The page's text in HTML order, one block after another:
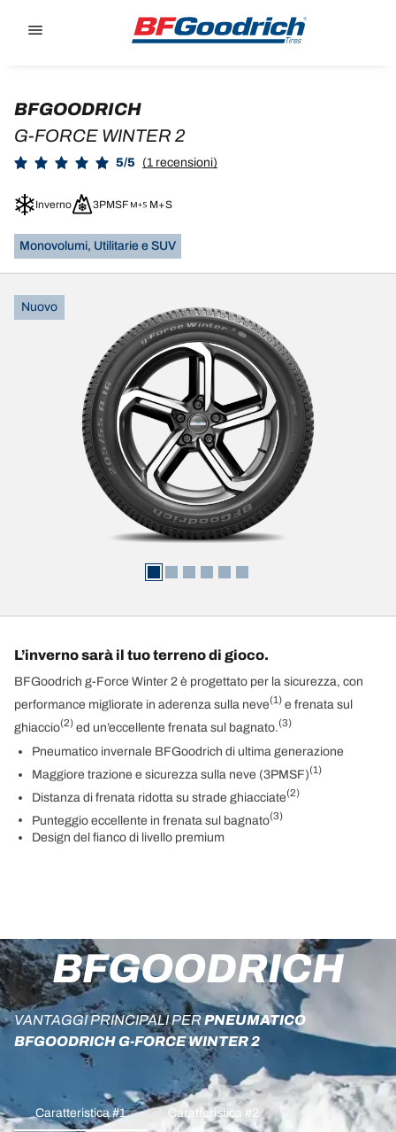
Nuovo
BFGOODRICH
G-FORCE WINTER 2
5/5 (1 recensioni)
Inverno 3PMSF M+S
Monovolumi, Utilitarie e SUV
L’inverno sarà il tuo terreno di gioco.
BFGoodrich g-Force Winter 2 è progettato per la sicurezza, con
performance migliorate in aderenza sulla neve(1) e frenata sul
ghiaccio(2) ed un’eccellente frenata sul bagnato.(3)
Pneumatico invernale BFGoodrich di ultima generazione
Maggiore trazione e sicurezza sulla neve (3PMSF)(1)
Distanza di frenata ridotta su strade ghiacciate(2)
Punteggio eccellente in frenata sul bagnato(3)
Design del fianco di livello premium
BFGOODRICH
VANTAGGI PRINCIPALI PERPNEUMATICO
BFGOODRICH G-FORCE WINTER 2
Caratteristica #1 Caratteristica #2